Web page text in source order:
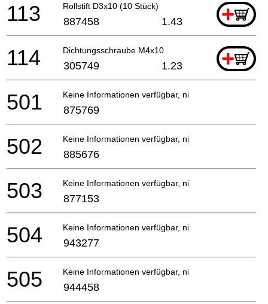
Rollstift D3x10 (10 Stück) +
113 887458 1.43
Dichtungsschraube M4x10 +
114 305749 1.23
Keine Informationen verfügbar, nicht bestellbar
501 875769
Keine Informationen verfügbar, nicht bestellbar
502 885676
Keine Informationen verfügbar, nicht bestellbar
503 877153
Keine Informationen verfügbar, nicht bestellbar
504 943277
Keine Informationen verfügbar, nicht bestellbar
505 944458